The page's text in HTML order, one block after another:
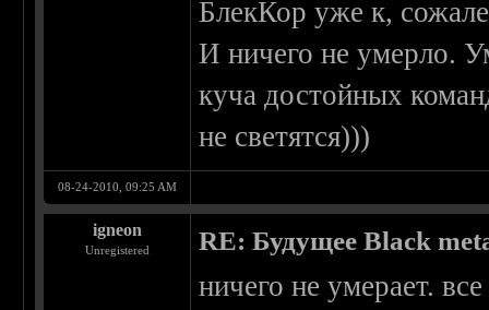
БлекКор уже к,
И ничего не умерло.
куча достойных
не светятся)))
08-24-2010, 09:25 AM
igneon
Unregistered RE: Будущее Black
ничего не умерает.